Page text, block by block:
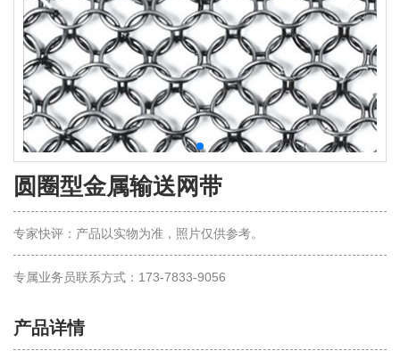
圆圈型金属输送网带
专家快评：产品以实物为准，照片仅供参考。
专属业务员联系方式：173-7833-9056
产品详情